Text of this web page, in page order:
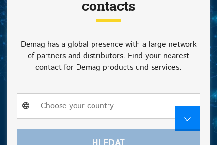
contacts
Demag has a global presence with a large network
of partners and distributors. Find your nearest
contact for Demag products und services.
Choose your country